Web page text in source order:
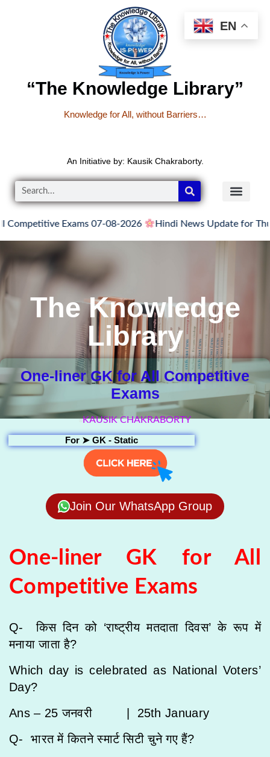
“The Knowledge Library”
Knowledge for All, without Barriers…
An Initiative by: Kausik Chakraborty.
Exams 07-08-2026 Hindi News Update for Thursday,
The Knowledge
Library
One-liner GK for All Competitive
Exams
KAUSIK CHAKRABORTY
For ➤ GK - Static
Join Our WhatsApp Group
One-liner GK for All
Competitive Exams
Q- किस दिन को ‘राष्ट्रीय मतदाता दिवस’ के रूप में
मनाया जाता है?
Which day is celebrated as National Voters’
Day?
Ans – 25 जनवरी | 25th January
Q- भारत में कितने स्मार्ट सिटी चुने गए हैं?
EN